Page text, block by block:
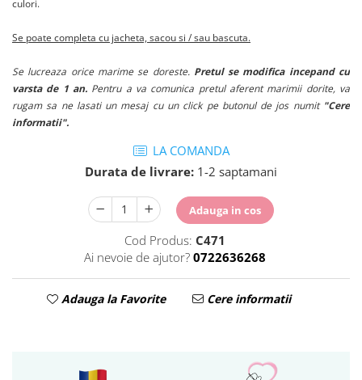
culori.
Se poate completa cu jacheta, sacou si / sau bascuta.
Se lucreaza orice marime se doreste. Pretul se modifica incepand cu
varsta de 1 an. Pentru a va comunica pretul aferent marimii dorite, va
rugam sa ne lasati un mesaj cu un click pe butonul de jos numit "Cere
informatii".
LA COMANDA
Durata de livrare: 1-2 saptamani
Adauga in cos
Cod Produs: C471
Ai nevoie de ajutor? 0722636268
Adauga la Favorite Cere informatii